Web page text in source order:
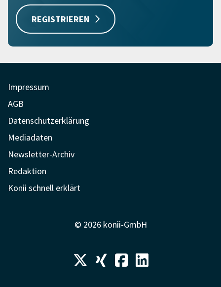
REGISTRIEREN
Impressum
AGB
Datenschutzerklärung
Mediadaten
Newsletter-Archiv
Redaktion
Konii schnell erklärt
© 2026 konii-GmbH